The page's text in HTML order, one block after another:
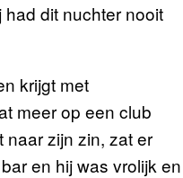
had dit nuchter nooit
krijgt met
meer op een club
zijn zin, zat er
en hij was vrolijk en